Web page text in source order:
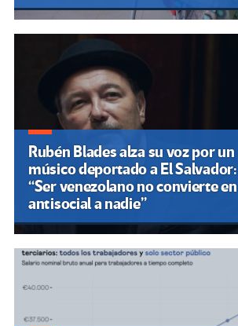
Rubén Blades alza su voz por un
músico deportado a El Salvador:
“Ser venezolano no convierte en
antisocial a nadie”